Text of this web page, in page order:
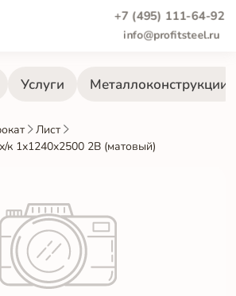
+7 (495) 111-64-92
info@profitsteel.ru
Услуги Металлоконструкции
Лист
1х1240х2500 2B (матовый)